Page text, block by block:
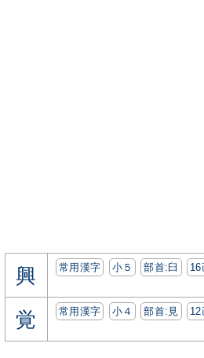
興 常用漢字 小５ 部首:⾅ 16
覚 常用漢字 小４ 部首:⾒ 12